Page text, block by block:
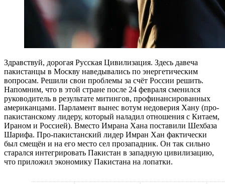
Здравствуй, дорогая Русская Цивилизация. Здесь давеча
пакистанцы в Москву наведывались по энергетическим
вопросам. Решили свои проблемы за счёт России решить.
Напомним, что в этой стране после 24 февраля сменился
руководитель в результате митингов, профинансированных
американцами. Парламент вынес вотум недоверия Хану (про-
пакистанскому лидеру, который наладил отношения с Китаем,
Ираном и Россией). Вместо Имрана Хана поставили Шехбаза
Шарифа. Про-пакистанский лидер Имран Хан фактически
был смещён и на его место сел прозападник. Он так сильно
старался интегрировать Пакистан в западную цивилизацию,
что приложил экономику Пакистана на лопатки.